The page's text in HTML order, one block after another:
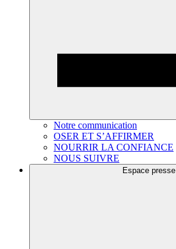
Notre communication
OSER ET S’AFFIRMER
NOURRIR LA CONFIANCE
NOUS SUIVRE
Espace presse